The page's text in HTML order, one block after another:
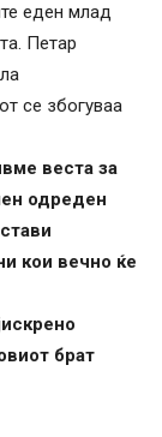
еден млад
Петар
се збогуваа
веста за
одреден
кои вечно ќе
брат